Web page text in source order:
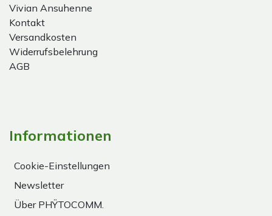
Vivian Ansuhenne
Kontakt
Versandkosten
Widerrufsbelehrung
AGB
Informationen
Cookie-Einstellungen
Newsletter
Über PHŸTOCOMM.